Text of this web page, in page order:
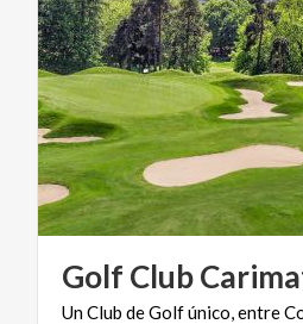
Golf Club
Un Club de Golf único, entre